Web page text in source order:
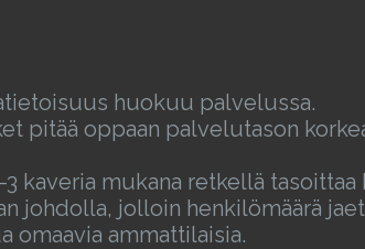
huokuu palvelussa.
pitää oppaan palvelutason
kaveria mukana retkellä
johdolla, jolloin henkilömäärä
omaavia ammattilaisia.